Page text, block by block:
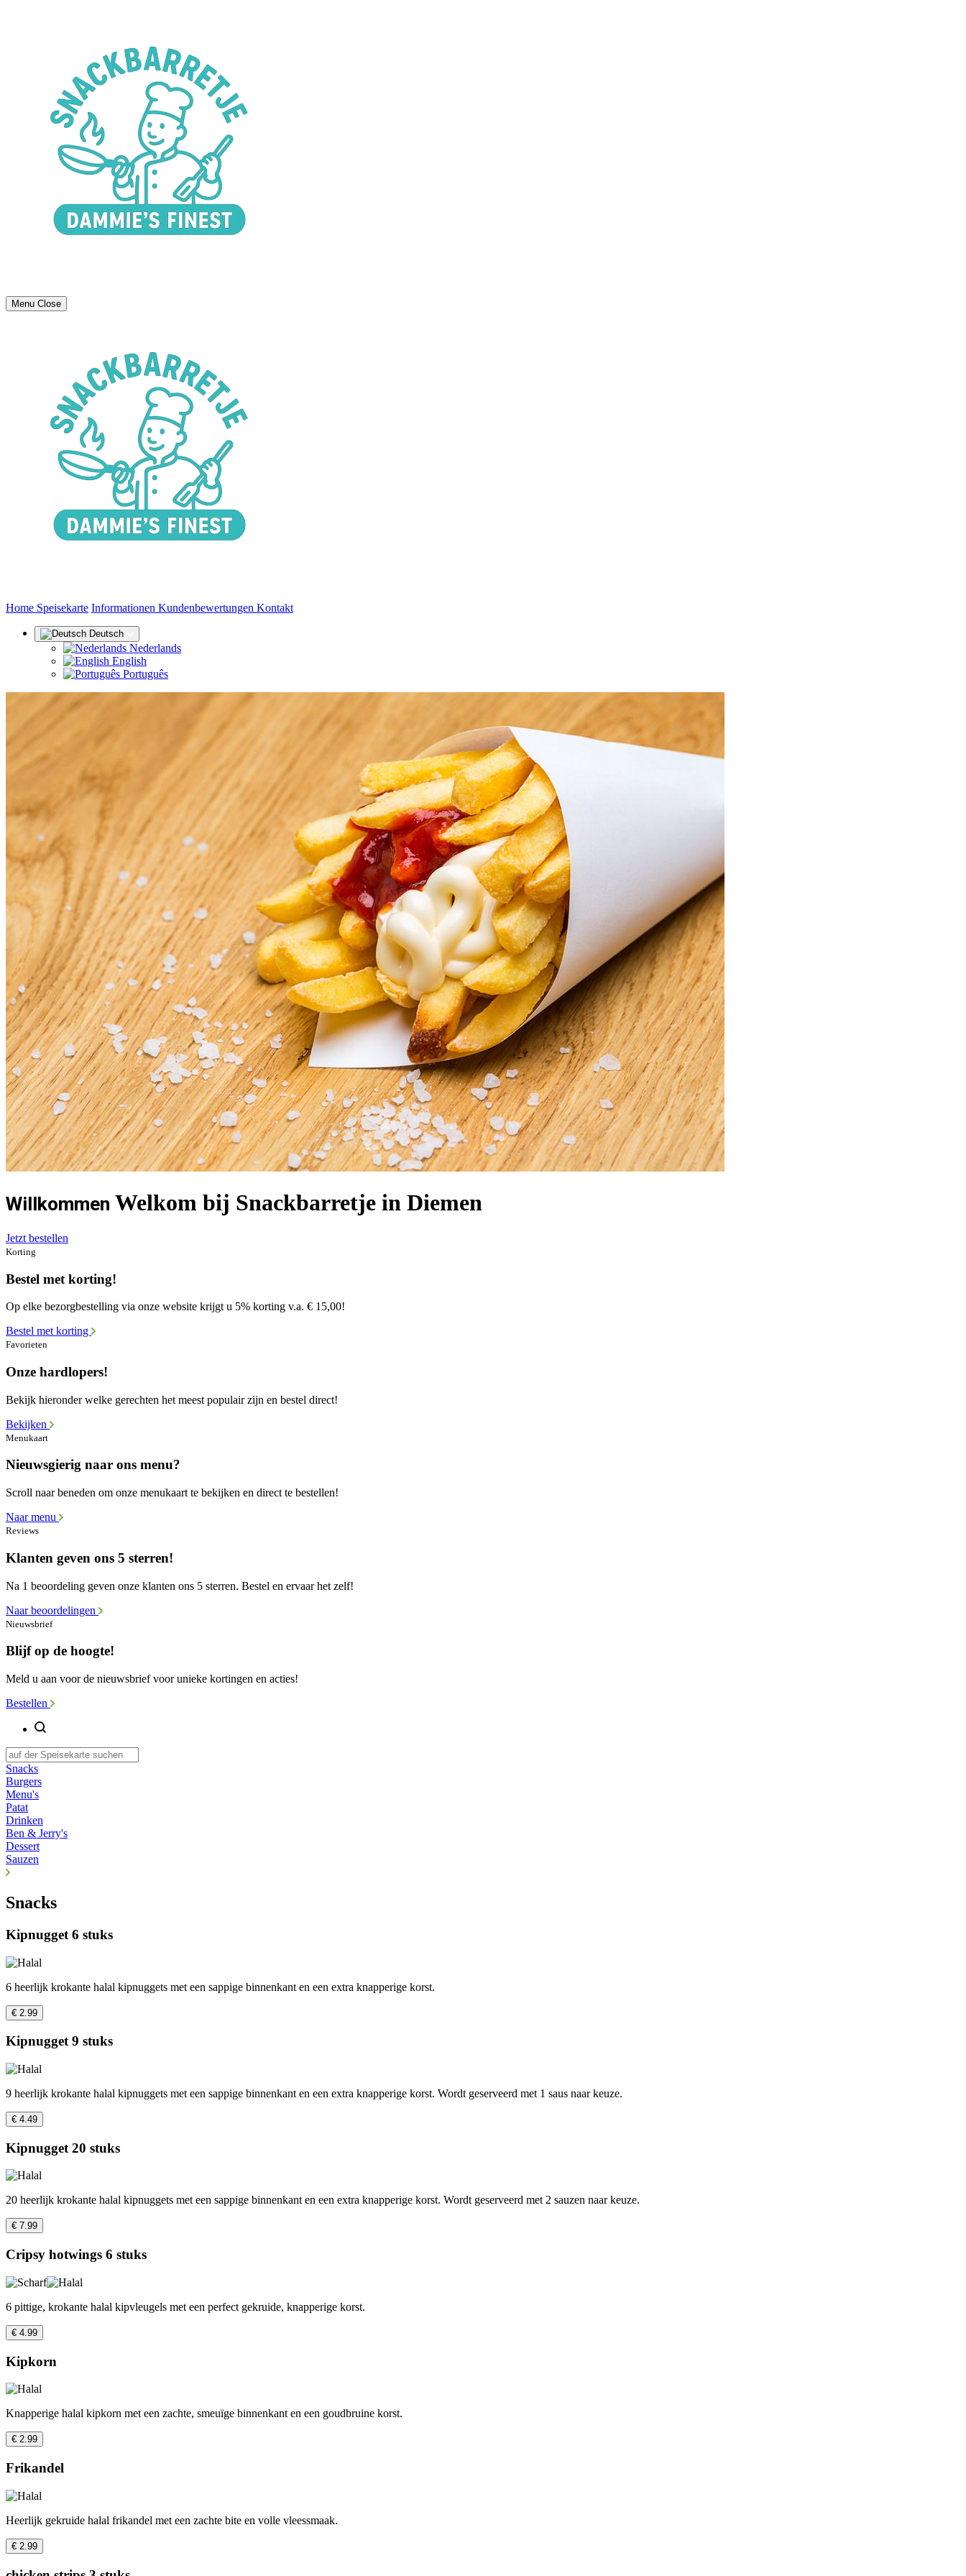
Menu Close
Home (aktuell)
Speisekarte Informationen Kundenbewertungen Kontakt
Deutsch
Nederlands
English
Português
Willkommen Welkom bij Snackbarretje in Diemen
Jetzt bestellen
Korting
Bestel met korting!
Op elke bezorgbestelling via onze website krijgt u 5% korting v.a. € 15,00!
Bestel met korting
Favorieten
Onze hardlopers!
Bekijk hieronder welke gerechten het meest populair zijn en bestel direct!
Bekijken
Menukaart
Nieuwsgierig naar ons menu?
Scroll naar beneden om onze menukaart te bekijken en direct te bestellen!
Naar menu
Reviews
Klanten geven ons 5 sterren!
Na 1 beoordeling geven onze klanten ons 5 sterren. Bestel en ervaar het zelf!
Naar beoordelingen
Nieuwsbrief
Blijf op de hoogte!
Meld u aan voor de nieuwsbrief voor unieke kortingen en acties!
Bestellen
Snacks
Burgers
Menu's
Patat
Drinken
Ben & Jerry's
Dessert
Sauzen
Snacks
Kipnugget 6 stuks
6 heerlijk krokante halal kipnuggets met een sappige binnenkant en een extra knapperige korst.
€ 2.99
Kipnugget 9 stuks
9 heerlijk krokante halal kipnuggets met een sappige binnenkant en een extra knapperige korst. Wordt geserveerd met 1 saus naar keuze.
€ 4.49
Kipnugget 20 stuks
20 heerlijk krokante halal kipnuggets met een sappige binnenkant en een extra knapperige korst. Wordt geserveerd met 2 sauzen naar keuze.
€ 7.99
Cripsy hotwings 6 stuks
6 pittige, krokante halal kipvleugels met een perfect gekruide, knapperige korst.
€ 4.99
Kipkorn
Knapperige halal kipkorn met een zachte, smeuïge binnenkant en een goudbruine korst.
€ 2.99
Frikandel
Heerlijk gekruide halal frikandel met een zachte bite en volle vleessmaak.
€ 2.99